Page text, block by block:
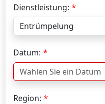
Dienstleistung:
Datum:
Region: